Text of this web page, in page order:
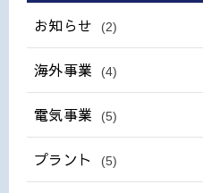
お知らせ (2)
海外事業 (4)
電気事業 (5)
プラント (5)